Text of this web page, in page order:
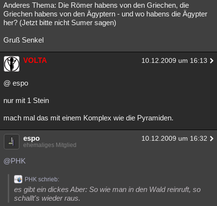
Anderes Thema: Die Römer habens von den Griechen, die
Griechen habens von den Ägyptern - und wo habens die Ägypter
her? (Jetzt bitte nicht Sumer sagen)
Gruß Senkel
VOLTA 10.12.2009 um 16:13
@ espo
nur mit 1 Stein
mach mal das mit einem Komplex wie die Pyramiden.
espo 10.12.2009 um 16:32
ehemaliges Mitglied
@PHK
PHK schrieb:
es gibt ein dickes Aber: So wie man in den Wald reinruft, so
schallt's wieder raus.